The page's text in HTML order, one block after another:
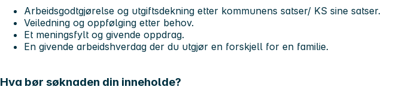
Arbeidsgodtgjørelse og utgiftsdekning etter kommunens satser/ KS sine satser.
Veiledning og oppfølging etter behov.
Et meningsfylt og givende oppdrag.
En givende arbeidshverdag der du utgjør en forskjell for en familie.
Hva bør søknaden din inneholde?